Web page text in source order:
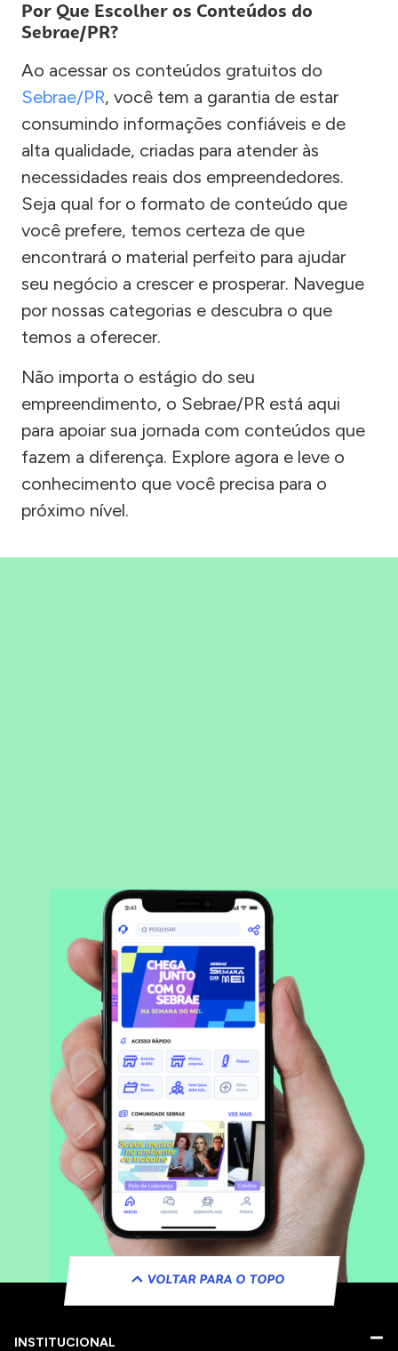
Por Que Escolher os Conteúdos do
Sebrae/PR?
Ao acessar os conteúdos gratuitos do
Sebrae/PR, você tem a garantia de estar
consumindo informações confiáveis e de
alta qualidade, criadas para atender às
necessidades reais dos empreendedores.
Seja qual for o formato de conteúdo que
você prefere, temos certeza de que
encontrará o material perfeito para ajudar
seu negócio a crescer e prosperar. Navegue
por nossas categorias e descubra o que
temos a oferecer.
Não importa o estágio do seu
empreendimento, o Sebrae/PR está aqui
para apoiar sua jornada com conteúdos que
fazem a diferença. Explore agora e leve o
conhecimento que você precisa para o
próximo nível.
VOLTAR PARA O TOPO
INSTITUCIONAL